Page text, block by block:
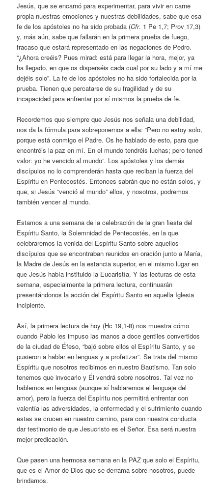
Jesús, que se encarnó para experimentar, para vivir en carne
propia nuestras emociones y nuestras debilidades, sabe que esa
fe de los apóstoles no ha sido probada (Cfr. 1 Pe 1,7; Prov 17,3)
y, más aún, sabe que fallarán en la primera prueba de fuego,
fracaso que estará representado en las negaciones de Pedro.
“¿Ahora creéis? Pues mirad: está para llegar la hora, mejor, ya
ha llegado, en que os disperséis cada cual por su lado y a mí me
dejéis solo”. La fe de los apóstoles no ha sido fortalecida por la
prueba. Tienen que percatarse de su fragilidad y de su
incapacidad para enfrentar por sí mismos la prueba de fe.
Recordemos que siempre que Jesús nos señala una debilidad,
nos da la fórmula para sobreponernos a ella: “Pero no estoy solo,
porque está conmigo el Padre. Os he hablado de esto, para que
encontréis la paz en mí. En el mundo tendréis luchas; pero tened
valor: yo he vencido al mundo”. Los apóstoles y los demás
discípulos no lo comprenderán hasta que reciban la fuerza del
Espíritu en Pentecostés. Entonces sabrán que no están solos, y
que, si Jesús “venció al mundo” ellos, y nosotros, podremos
también vencer al mundo.
Estamos a una semana de la celebración de la gran fiesta del
Espíritu Santo, la Solemnidad de Pentecostés, en la que
celebraremos la venida del Espíritu Santo sobre aquellos
discípulos que se encontraban reunidos en oración junto a María,
la Madre de Jesús en la estancia superior, en el mismo lugar en
que Jesús había instituido la Eucaristía. Y las lecturas de esta
semana, especialmente la primera lectura, continuarán
presentándonos la acción del Espíritu Santo en aquella Iglesia
incipiente.
Así, la primera lectura de hoy (Hc 19,1-8) nos muestra cómo
cuando Pablo les impuso las manos a doce gentiles convertidos
de la ciudad de Éfeso, “bajó sobre ellos el Espíritu Santo, y se
pusieron a hablar en lenguas y a profetizar”. Se trata del mismo
Espíritu que nosotros recibimos en nuestro Bautismo. Tan solo
tenemos que invocarlo y Él vendrá sobre nosotros. Tal vez no
hablemos en lenguas (aunque sí hablaremos el lenguaje del
amor), pero la fuerza del Espíritu nos permitirá enfrentar con
valentía las adversidades, la enfermedad y el sufrimiento cuando
estas se crucen en nuestro camino, para con nuestra conducta
dar testimonio de que Jesucristo es el Señor. Esa será nuestra
mejor predicación.
Que pasen una hermosa semana en la PAZ que solo el Espíritu,
que es el Amor de Dios que se derrama sobre nosotros, puede
brindarnos.